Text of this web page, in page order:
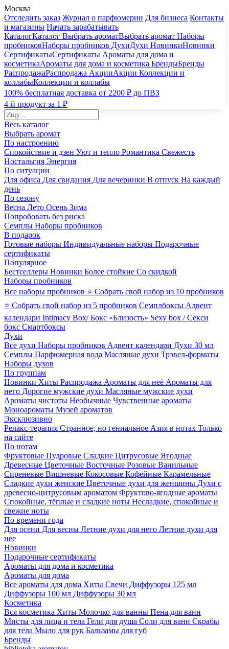
Москва
Отследить заказ Журнал о парфюмерии Для бизнеса Контакты
и магазины Начать зарабатывать
КаталогКаталог Выбрать ароматВыбрать аромат Наборы
пробниковНаборы пробников ДухиДухи НовинкиНовинки
СертификатыСертификаты Ароматы для дома и
косметикаАроматы для дома и косметика БрендыБренды
РаспродажаРаспродажа АкцииАкции Коллекции и
коллабыКоллекции и коллабы
100% бесплатная доставка от 2200 ₽ до ПВЗ
4-й продукт за 1 ₽
Весь каталог
Выбрать аромат
По настроению
Спокойствие и дзен Уют и тепло Романтика Свежесть
Ностальгия Энергия
По ситуации
Для офиса Для свидания Для вечеринки В отпуск На каждый
день
По сезону
Весна Лето Осень Зима
Попробовать без риска
Семплы Наборы пробников
В подарок
Готовые наборы Индивидуальные наборы Подарочные
сертификаты
Популярное
Бестселлеры Новинки Более стойкие Со скидкой
Наборы пробников
Все наборы пробников ⭐ Собрать свой набор из 10 пробников
⭐ Собрать свой набор из 5 пробников Семплбоксы Адвент
календари Intimacy Box/ Бокс «Близость» Sexy box / Секси
бокс Смартбоксы
Духи
Все духи Наборы пробников Адвент календари Духи 30 мл
Семплы Парфюмерная вода Масляные духи Трэвел-форматы
Наборы духов
По группам
Новинки Хиты Распродажа Ароматы для неё Ароматы для
него Дорогие мужские духи Масляные мужские духи
Ароматы чистоты Необычные Чувственные ароматы
Моноароматы Музей ароматов
Эксклюзивно
Релакс-терапия Странное, но гениальное Азия в нотах Только
на сайте
По нотам
Фруктовые Пудровые Сладкие Цитрусовые Ягодные
Древесные Цветочные Восточные Розовые Ванильные
Сиреневые Вишневые Кокосовые Кофейные Карамельные
Сладкие духи женские Цветочные духи для женщины Духи с
древесно-цитрусовым ароматом Фруктово-ягодные ароматы
Спокойные, тёплые и сладкие ноты Несладкие, спокойные и
свежие ноты
По времени года
Для осени Для весны Летние духи для него Летние духи для
нее
Новинки
Подарочные сертификаты
Ароматы для дома и косметика
Ароматы для дома
Все ароматы для дома Хиты Свечи Диффузоры 125 мл
Диффузоры 100 мл Диффузоры 30 мл
Косметика
Вся косметика Хиты Молочко для ванны Пена для ванн
Мисты для лица и тела Гели для душа Соли для ванн Скрабы
для тела Мыло для рук Бальзамы для губ
Бренды